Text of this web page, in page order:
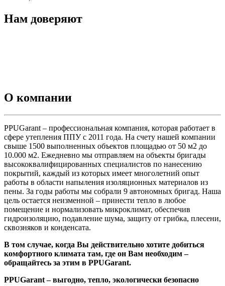
Нам доверяют
О компании
PPUGarant – профессиональная компания, которая работает в
сфере утепления ППУ с 2011 года. На счету нашей компании
свыше 1500 выполненных объектов площадью от 50 м2 до
10.000 м2. Ежедневно мы отправляем на объекты бригады
высококвалифицированных специалистов по нанесению
покрытий, каждый из которых имеет многолетний опыт
работы в области напыления изоляционных материалов из
пены. За годы работы мы собрали 9 автономных бригад. Наша
цель остается неизменной – принести тепло в любое
помещение и нормализовать микроклимат, обеспечив
гидроизоляцию, подавление шума, защиту от грибка, плесени,
сквозняков и конденсата.
В том случае, когда Вы действительно хотите добиться
комфортного климата там, где он Вам необходим –
обращайтесь за этим в PPUGarant.
PPUGarant – выгодно, тепло, экологически безопасно